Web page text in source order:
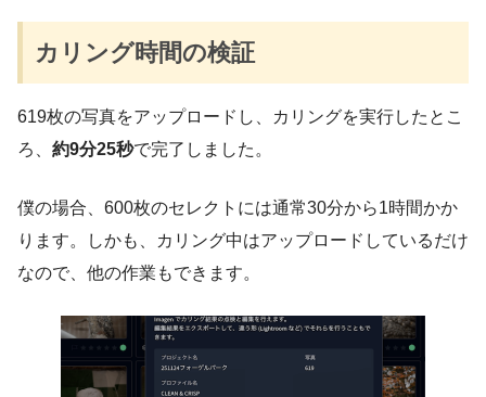
カリング時間の検証
619枚の写真をアップロードし、カリングを実行したとこ
ろ、 約9分25秒で完了しました。
僕の場合、600枚のセレクトには通常30分から1時間かか
ります。しかも、カリング中はアップロードしているだけ
なので、他の作業もできます。